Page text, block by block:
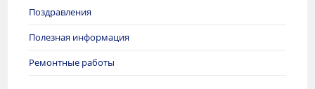
Поздравления
Полезная информация
Ремонтные работы